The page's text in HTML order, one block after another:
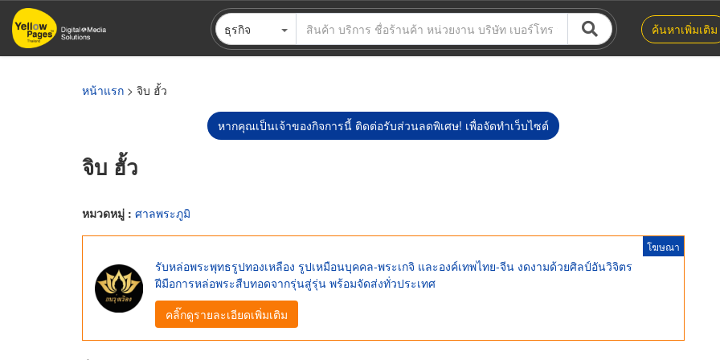
ข้าม
ไป
ธุรกิจ ค้นหาเพิ่มเติม
หน้าแรก > จิบ ฮั้ว
หากคุณเป็นเจ้าของกิจการนี้ ติดต่อรับส่วนลดพิเศษ! เพื่อจัดทำเว็บไซต์
จิบ ฮั้ว
หมวดหมู่ : ศาลพระภูมิ
โฆษณา
รับหล่อพระพุทธรูปทองเหลือง รูปเหมือนบุคคล-พระเกจิ และองค์เทพไทย-จีน งดงามด้วยศิลป์อันวิจิตร
ฝีมือการหล่อพระสืบทอดจากรุ่นสู่รุ่น พร้อมจัดส่งทั่วประเทศ
คลิ๊กดูรายละเอียดเพิ่มเติม